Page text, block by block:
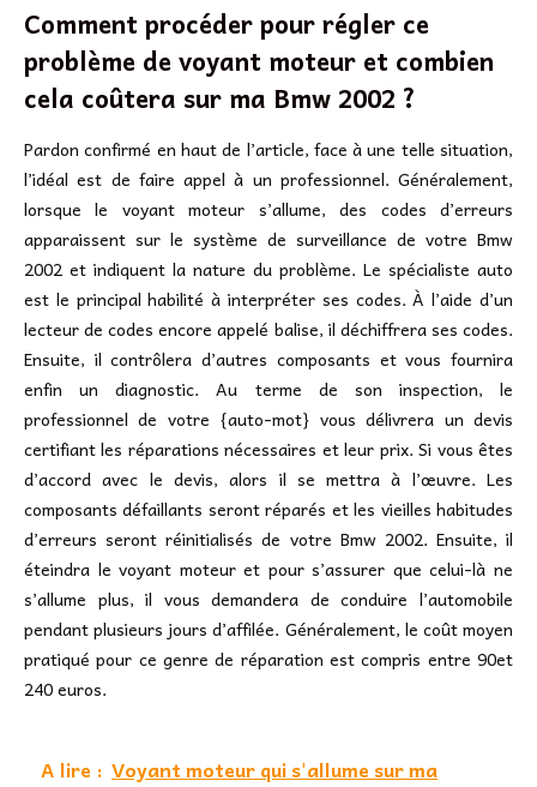
Comment procéder pour régler ce
problème de voyant moteur et combien
cela coûtera sur ma Bmw 2002 ?
Pardon confirmé en haut de l’article, face à une telle situation,
l’idéal est de faire appel à un professionnel. Généralement,
lorsque le voyant moteur s’allume, des codes d’erreurs
apparaissent sur le système de surveillance de votre Bmw
2002 et indiquent la nature du problème. Le spécialiste auto
est le principal habilité à interpréter ses codes. À l’aide d’un
lecteur de codes encore appelé balise, il déchiffrera ses codes.
Ensuite, il contrôlera d’autres composants et vous fournira
enfin un diagnostic. Au terme de son inspection, le
professionnel de votre {auto-mot} vous délivrera un devis
certifiant les réparations nécessaires et leur prix. Si vous êtes
d’accord avec le devis, alors il se mettra à l’œuvre. Les
composants défaillants seront réparés et les vieilles habitudes
d’erreurs seront réinitialisés de votre Bmw 2002. Ensuite, il
éteindra le voyant moteur et pour s’assurer que celui-là ne
s’allume plus, il vous demandera de conduire l’automobile
pendant plusieurs jours d’affilée. Généralement, le coût moyen
pratiqué pour ce genre de réparation est compris entre 90et
240 euros.
A lire : Voyant moteur qui s'allume sur ma